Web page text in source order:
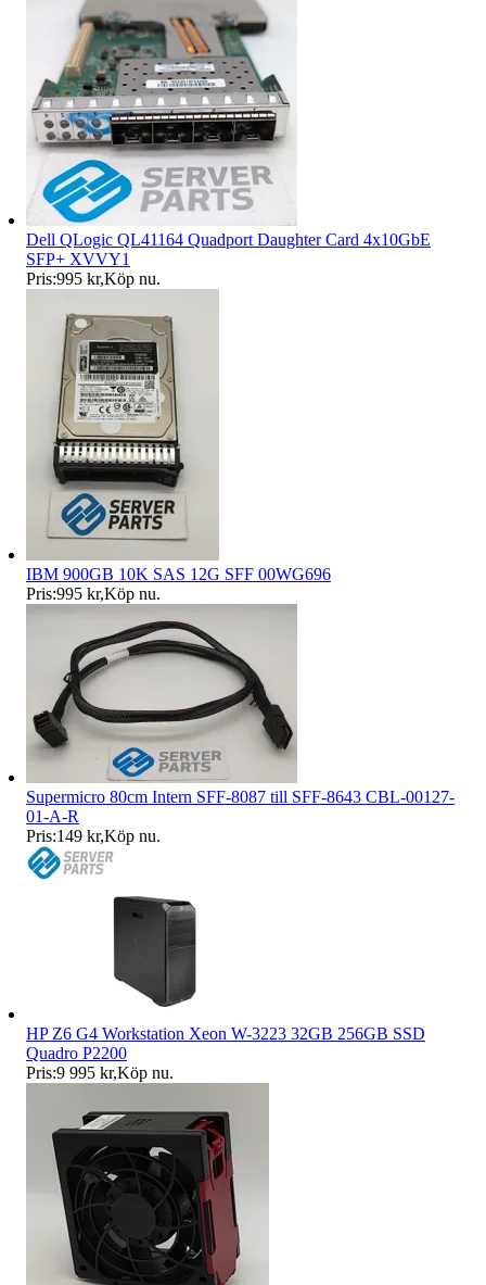
Dell QLogic QL41164 Quadport Daughter Card 4x10GbE
SFP+ XVVY1
Pris:995 kr,Köp nu.
IBM 900GB 10K SAS 12G SFF 00WG696
Pris:995 kr,Köp nu.
Supermicro 80cm Intern SFF-8087 till SFF-8643 CBL-00127-
01-A-R
Pris:149 kr,Köp nu.
HP Z6 G4 Workstation Xeon W-3223 32GB 256GB SSD
Quadro P2200
Pris:9 995 kr,Köp nu.